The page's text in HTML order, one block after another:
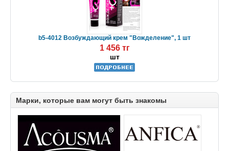
b5-4012 Возбуждающий крем "Вожделение", 1 шт
1 456 тг
шт
Марки, которые вам могут быть знакомы